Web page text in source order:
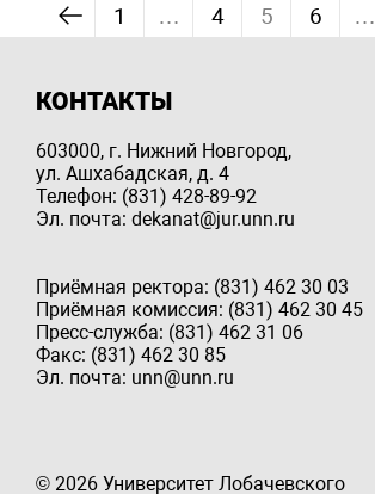
1 … 4 5 6 …
КОНТАКТЫ
603000, г. Нижний Новгород,
ул. Ашхабадская, д. 4
Телефон: (831) 428-89-92
Эл. почта: dekanat@jur.unn.ru
Приёмная ректора: (831) 462 30 03
Приёмная комиссия: (831) 462 30 45
Пресс-служба: (831) 462 31 06
Факс: (831) 462 30 85
Эл. почта: unn@unn.ru
© 2026 Университет Лобачевского